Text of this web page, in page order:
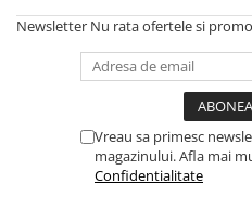
Newsletter Nu rata ofertele si
Vreau sa primesc
magazinului. Afla mai
Confidentialitate